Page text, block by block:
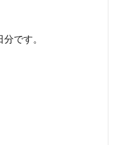
です。